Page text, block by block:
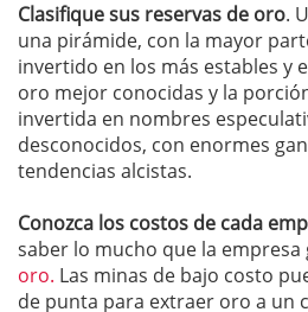
Clasifique sus reservas de oro.
una pirámide, con la mayor
invertido en los más estables y
oro mejor conocidas y la
invertida en nombres
desconocidos, con enormes
tendencias alcistas.
Conozca los costos de cada
saber lo mucho que la
oro. Las minas de bajo costo
de punta para extraer oro a un